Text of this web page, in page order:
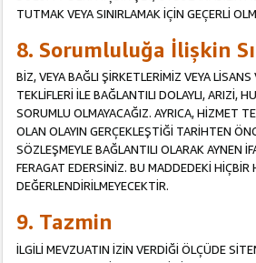
TUTMAK VEYA SINIRLAMAK İÇİN GEÇERLİ
8. Sorumluluğa İlişkin
BİZ, VEYA BAĞLI ŞİRKETLERİMİZ VEYA
TEKLİFLERİ İLE BAĞLANTILI DOLAYLI, ARIZİ,
SORUMLU OLMAYACAĞIZ. AYRICA, HİZMET
OLAN OLAYIN GERÇEKLEŞTİĞİ TARİHTEN
SÖZLEŞMEYLE BAĞLANTILI OLARAK AYNEN
FERAGAT EDERSİNİZ. BU MADDEDEKİ
DEĞERLENDİRİLMEYECEKTİR.
9. Tazmin
İLGİLİ MEVZUATIN İZİN VERDİĞİ ÖLÇÜDE